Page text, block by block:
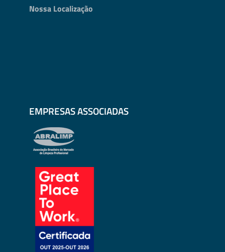
Nossa Localização
EMPRESAS ASSOCIADAS